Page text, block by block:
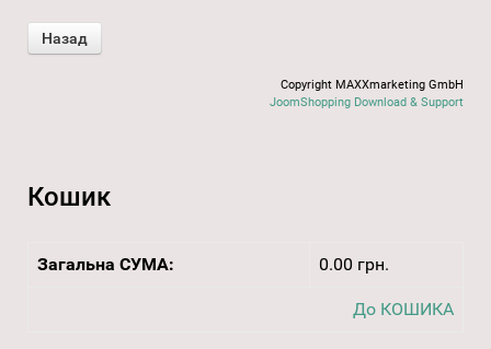
Copyright MAXXmarketing GmbH
JoomShopping Download & Support
Кошик
Загальна СУМА: 0.00 грн.
До КОШИКА